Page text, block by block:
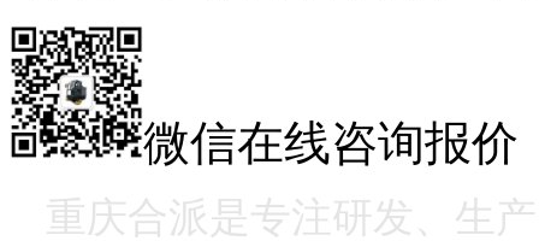
微信在线咨询报价
重庆合派是专注研发、生